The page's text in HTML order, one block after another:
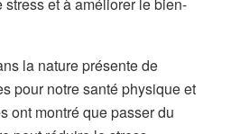
la nature présente de
pour notre santé physique et
ont montré que passer du